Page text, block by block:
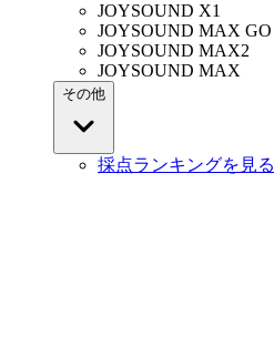
JOYSOUND X1
JOYSOUND MAX GO
JOYSOUND MAX2
JOYSOUND MAX
その他
採点ランキングを見る